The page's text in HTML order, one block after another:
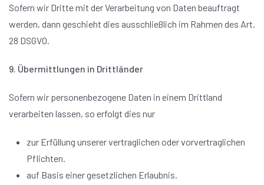
Sofern wir Dritte mit der Verarbeitung von Daten beauftragt
werden, dann geschieht dies ausschließlich im Rahmen des Art.
28 DSGVO.
9. Übermittlungen in Drittländer
Sofern wir personenbezogene Daten in einem Drittland
verarbeiten lassen, so erfolgt dies nur
zur Erfüllung unserer vertraglichen oder vorvertraglichen
Pflichten.
auf Basis einer gesetzlichen Erlaubnis.